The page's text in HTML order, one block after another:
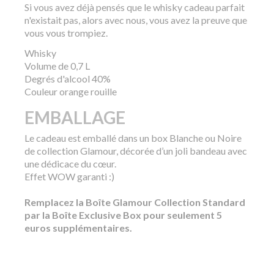
Si vous avez déjà pensés que le whisky cadeau parfait
n'existait pas, alors avec nous, vous avez la preuve que
vous vous trompiez.
Whisky
Volume de 0,7 L
Degrés d'alcool 40%
Couleur orange rouille
EMBALLAGE
Le cadeau est emballé dans un box Blanche ou Noire
de collection Glamour, décorée d’un joli bandeau avec
une dédicace du cœur.
Effet WOW garanti :)
Remplacez la Boîte Glamour Collection Standard
par la Boîte Exclusive Box pour seulement 5
euros supplémentaires.